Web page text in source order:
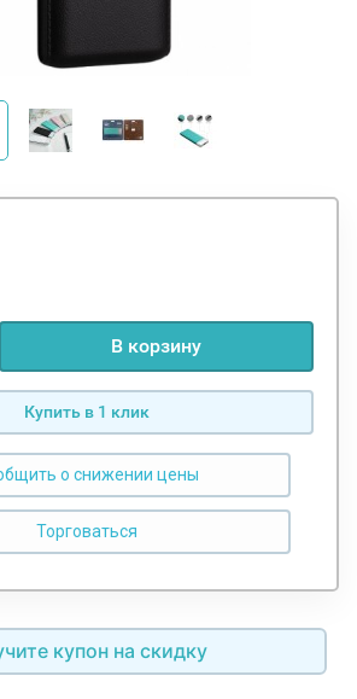
В корзину
Купить в 1 клик
о снижении цены
купон на скидку